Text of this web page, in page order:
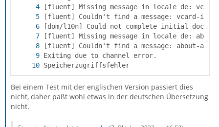
Speicherzugriffsfehler
Bei einem Test mit der englischen Version passiert dies
nicht, daher paßt wohl etwas in der deutschen Übersetzung
nicht.